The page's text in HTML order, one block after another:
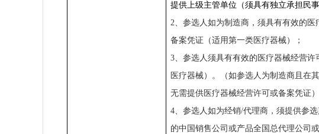
提供上级主管单位（须具有独立承担民
2、参选人如为制造商，须具有有效的
备案凭证（适用第一类医疗器械）；
3、参选人须具有有效的医疗器械经营
医疗器械）。（如参选人为制造商且在
无需提供医疗器械经营许可或备案凭证）
4、参选人如为经销/代理商，须提供参
的中国销售公司或产品全国总代理公司